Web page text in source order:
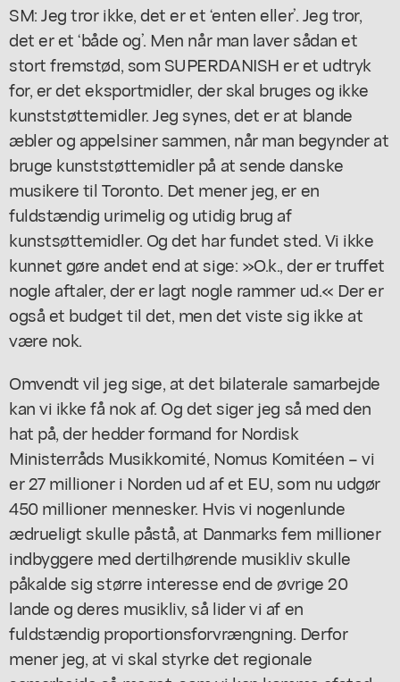
SM: Jeg tror ikke, det er et ‘enten eller’. Jeg tror,
det er et ‘både og’. Men når man laver sådan et
stort fremstød, som SUPERDANISH er et udtryk
for, er det eksportmidler, der skal bruges og ikke
kunststøttemidler. Jeg synes, det er at blande
æbler og appelsiner sammen, når man begynder at
bruge kunststøttemidler på at sende danske
musikere til Toronto. Det mener jeg, er en
fuldstændig urimelig og utidig brug af
kunstsøttemidler. Og det har fundet sted. Vi ikke
kunnet gøre andet end at sige: »O.k., der er truffet
nogle aftaler, der er lagt nogle rammer ud.« Der er
også et budget til det, men det viste sig ikke at
være nok.
Omvendt vil jeg sige, at det bilaterale samarbejde
kan vi ikke få nok af. Og det siger jeg så med den
hat på, der hedder formand for Nordisk
Ministerråds Musikkomité, Nomus Komitéen – vi
er 27 millioner i Norden ud af et EU, som nu udgør
450 millioner mennesker. Hvis vi nogenlunde
ædrueligt skulle påstå, at Danmarks fem millioner
indbyggere med dertilhørende musikliv skulle
påkalde sig større interesse end de øvrige 20
lande og deres musikliv, så lider vi af en
fuldstændig proportionsforvrængning. Derfor
mener jeg, at vi skal styrke det regionale